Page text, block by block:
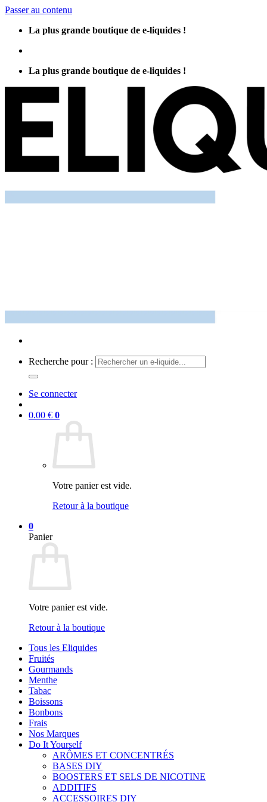
Passer au contenu
La plus grande boutique de e-liquides !
La plus grande boutique de e-liquides !
Recherche pour :
Se connecter
0.00 € 0
Votre panier est vide.
Retour à la boutique
0
Panier
Votre panier est vide.
Retour à la boutique
Tous les Eliquides
Fruités
Gourmands
Menthe
Tabac
Boissons
Bonbons
Frais
Nos Marques
Do It Yourself
ARÔMES ET CONCENTRÉS
BASES DIY
BOOSTERS ET SELS DE NICOTINE
ADDITIFS
ACCESSOIRES DIY